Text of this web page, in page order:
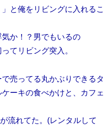
と俺をリビングに入れるこ
か！？男でもいるの
てリビング突入。
売ってる丸かぶりできるタ
ーキの食べかけと、カフェ
流れてた。(レンタルして